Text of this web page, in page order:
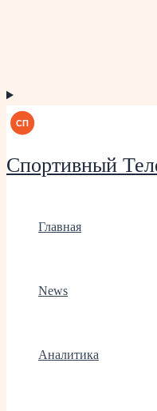
Спортивный
Главная
News
Аналитика